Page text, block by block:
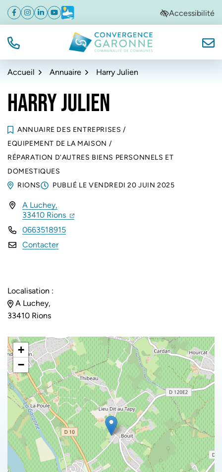
Aller
navigation
Aller
au
Aller
au
de
Facebook
(ouverture dans un nouvel onglet)
Instagram
(ouverture dans un nouvel onglet)
Linkedin
(ouverture dans un nouvel onglet)
YouTube
(ouverture dans un nouvel onglet)
Météo
(ouverture dans un nouvel onglet)Accessibilité
TÉL. Convergence Garonne
Accueil Annuaire Harry Julien
HARRY JULIEN
ANNUAIRE DES ENTREPRISES /
EQUIPEMENT DE LA MAISON /
RÉPARATION D'AUTRES BIENS PERSONNELS ET
DOMESTIQUES
RIONS
PUBLIÉ LE VENDREDI 20 JUIN 2025
INFOS UTILES
A Luchey,
33410 Rions (ouverture dans un nouvel onglet)
(ouverture dans un nouvel onglet)
0663518915
Contacter
Localisation :
A Luchey,
33410 Rions
+
−